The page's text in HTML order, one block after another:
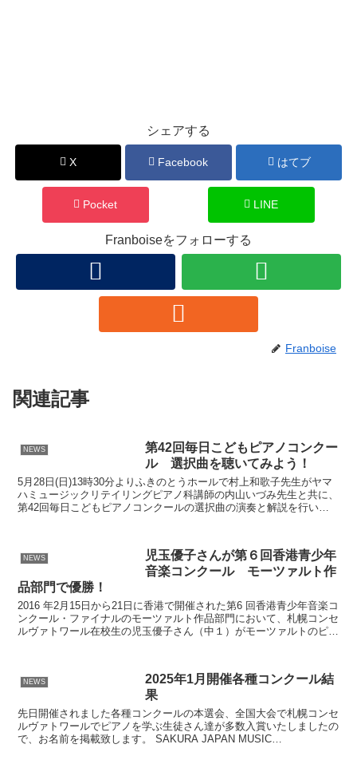
シェアする
X Facebook はてブ
Pocket LINE
Franboiseをフォローする
Franboise
関連記事
NEWS
第42回毎日こどもピアノコンクー
ル 選択曲を聴いてみよう！
5月28日(日)13時30分よりふきのとうホールで村上和歌子先生がヤマ
ハミュージックリテイリングピアノ科講師の内山いづみ先生と共に、
第42回毎日こどもピアノコンクールの選択曲の演奏と解説を行いま
NEWS
児玉優子さんが第６回香港青少年
音楽コンクール モーツァルト作
品部門で優勝！
2016 年2月15日から21日に香港で開催された第6 回香港青少年音楽コ
ンクール・ファイナルのモーツァルト作品部門において、札幌コンセ
ルヴァトワール在校生の児玉優子さん（中１）がモーツァルトのピア
NEWS
2025年1月開催各種コンクール結
果
先日開催されました各種コンクールの本選会、全国大会で札幌コンセ
ルヴァトワールでピアノを学ぶ生徒さん達が多数入賞いたしましたの
で、お名前を掲載致します。 SAKURA JAPAN MUSIC